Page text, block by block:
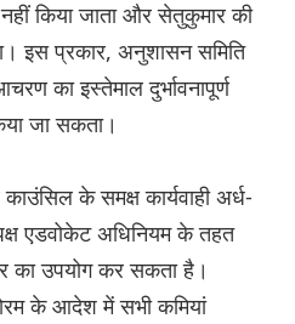
किया जाता और सेतुकुमार की
इस प्रकार, अनुशासन समिति
का इस्तेमाल दुर्भावनापूर्ण
जा सकता।
के समक्ष कार्यवाही अर्ध-
एडवोकेट अधिनियम के तहत
का उपयोग कर सकता है।
के आदेश में सभी कमियां